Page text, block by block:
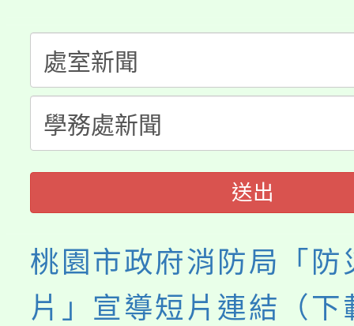
生本土語及新住民語歌
代理(課)教師甄選結果(
公告本校115學年度第
代理(課)教師甄選結果(
轉知中國文化大學推廣
《TA101》溝通分析基
程，歡迎學生輔導中心
系所師生報名參加。
送出
桃園市政府消防局「防
片」宣導短片連結（下